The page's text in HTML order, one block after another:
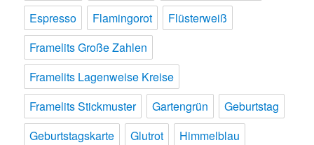
Espresso
Flamingorot
Flüsterweiß
Framelits Große Zahlen
Framelits Lagenweise Kreise
Framelits Stickmuster
Gartengrün
Geburtstag
Geburtstagskarte
Glutrot
Himmelblau